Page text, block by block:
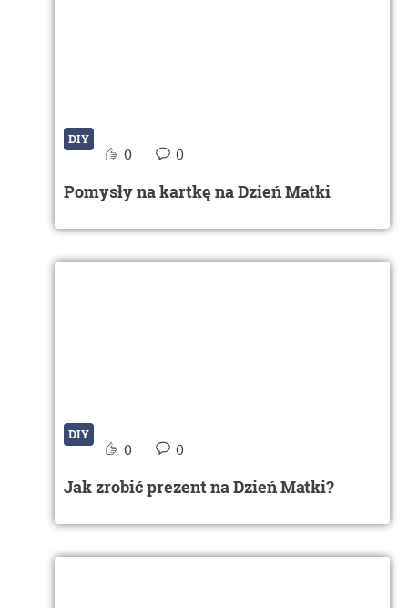
DIY
0 0
Pomysły na kartkę na Dzień Matki
DIY
0 0
Jak zrobić prezent na Dzień Matki?